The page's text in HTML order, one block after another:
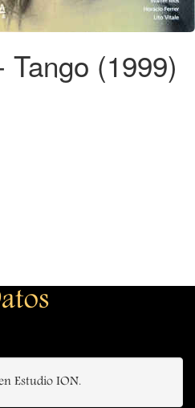
(1999)
Estudio ION.